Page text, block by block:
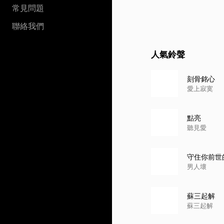
常見問題
聯絡我們
人氣鈴聲
刻骨銘心
愛上寂寞
點亮
聽見愛
守住你前世
男人壞
蘇三起解
蘇三起解